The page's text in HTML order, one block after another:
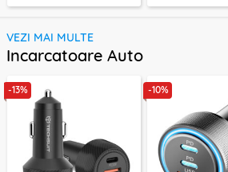
VEZI MAI MULTE
Incarcatoare Auto
-13% -10%